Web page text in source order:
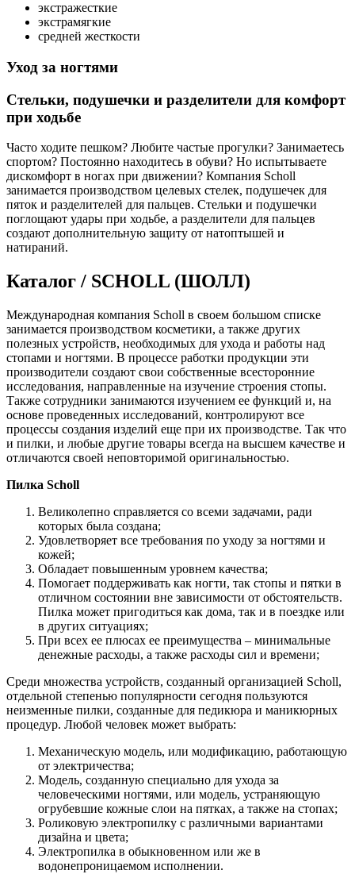
экстражесткие
экстрамягкие
средней жесткости
Уход за ногтями
Стельки, подушечки и разделители для комфорт
при ходьбе
Часто ходите пешком? Любите частые прогулки? Занимаетесь
спортом? Постоянно находитесь в обуви? Но испытываете
дискомфорт в ногах при движении? Компания Scholl
занимается производством целевых стелек, подушечек для
пяток и разделителей для пальцев. Стельки и подушечки
поглощают удары при ходьбе, а разделители для пальцев
создают дополнительную защиту от натоптышей и
натираний.
Каталог / SCHOLL (ШОЛЛ)
Международная компания Scholl в своем большом списке
занимается производством косметики, а также других
полезных устройств, необходимых для ухода и работы над
стопами и ногтями. В процессе работки продукции эти
производители создают свои собственные всесторонние
исследования, направленные на изучение строения стопы.
Также сотрудники занимаются изучением ее функций и, на
основе проведенных исследований, контролируют все
процессы создания изделий еще при их производстве. Так что
и пилки, и любые другие товары всегда на высшем качестве и
отличаются своей неповторимой оригинальностью.
Пилка Scholl
Великолепно справляется со всеми задачами, ради
которых была создана;
Удовлетворяет все требования по уходу за ногтями и
кожей;
Обладает повышенным уровнем качества;
Помогает поддерживать как ногти, так стопы и пятки в
отличном состоянии вне зависимости от обстоятельств.
Пилка может пригодиться как дома, так и в поездке или
в других ситуациях;
При всех ее плюсах ее преимущества – минимальные
денежные расходы, а также расходы сил и времени;
Среди множества устройств, созданный организацией Scholl,
отдельной степенью популярности сегодня пользуются
неизменные пилки, созданные для педикюра и маникюрных
процедур. Любой человек может выбрать:
Механическую модель, или модификацию, работающую
от электричества;
Модель, созданную специально для ухода за
человеческими ногтями, или модель, устраняющую
огрубевшие кожные слои на пятках, а также на стопах;
Роликовую электропилку с различными вариантами
дизайна и цвета;
Электропилка в обыкновенном или же в
водонепроницаемом исполнении.